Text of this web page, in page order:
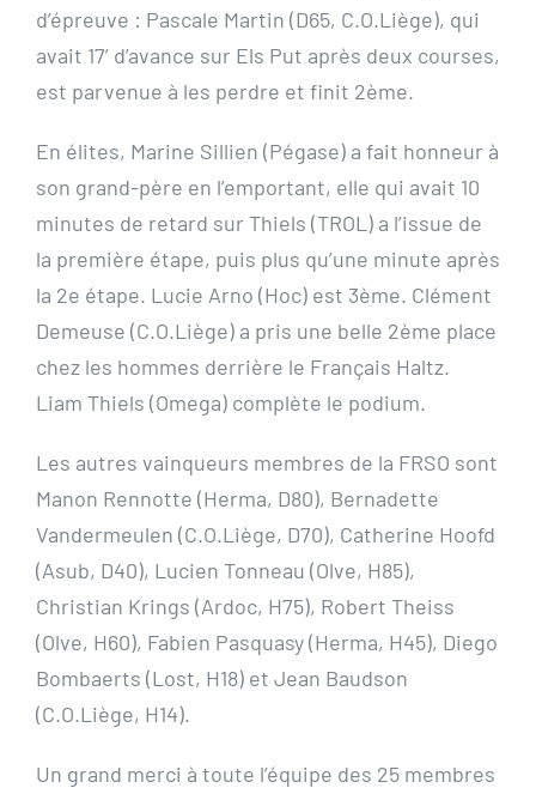
d’épreuve : Pascale Martin (D65, C.O.Liège), qui
avait 17’ d’avance sur Els Put après deux courses,
est parvenue à les perdre et finit 2ème.
En élites, Marine Sillien (Pégase) a fait honneur à
son grand-père en l’emportant, elle qui avait 10
minutes de retard sur Thiels (TROL) a l’issue de
la première étape, puis plus qu’une minute après
la 2e étape. Lucie Arno (Hoc) est 3ème. Clément
Demeuse (C.O.Liège) a pris une belle 2ème place
chez les hommes derrière le Français Haltz.
Liam Thiels (Omega) complète le podium.
Les autres vainqueurs membres de la FRSO sont
Manon Rennotte (Herma, D80), Bernadette
Vandermeulen (C.O.Liège, D70), Catherine Hoofd
(Asub, D40), Lucien Tonneau (Olve, H85),
Christian Krings (Ardoc, H75), Robert Theiss
(Olve, H60), Fabien Pasquasy (Herma, H45), Diego
Bombaerts (Lost, H18) et Jean Baudson
(C.O.Liège, H14).
Un grand merci à toute l’équipe des 25 membres